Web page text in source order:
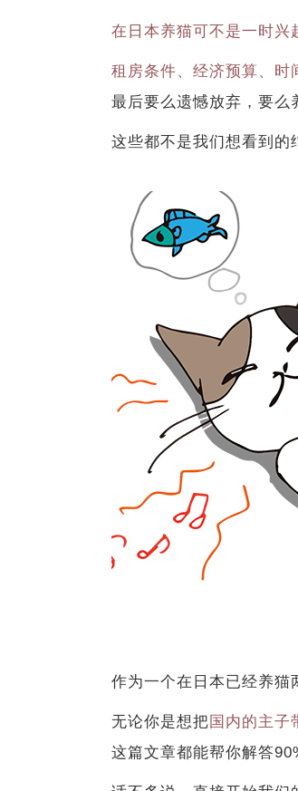
在日本养猫可不是一时兴
租房条件、经济预算、
最后要么遗憾放弃，要么
这些都不是我们想看到的
作为一个在日本已经养猫
无论你是想把 国内的主子
这篇文章都能帮你解答